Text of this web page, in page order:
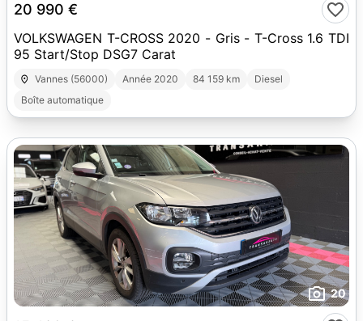
20 990 €
VOLKSWAGEN T-CROSS 2020 - Gris - T-Cross 1.6 TDI
95 Start/Stop DSG7 Carat
Vannes (56000) Année 2020 84 159 km
Diesel
Boîte automatique
20